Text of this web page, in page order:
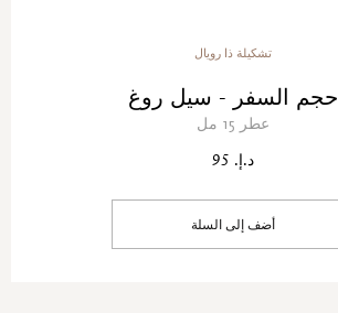
تشكيلة ذا رويال
حجم السفر - سيل روغ
عطر 15 مل
د.إ. 95
أضف إلى السلة